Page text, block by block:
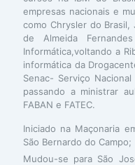
empresas nacionais e
como Chrysler do Brasil,
de Almeida
Informática,voltando a
informática da
Senac- Serviço
passando a ministrar
FABAN e FATEC.
Iniciado na Maçonaria
São Bernardo do Campo;
Mudou-se para São